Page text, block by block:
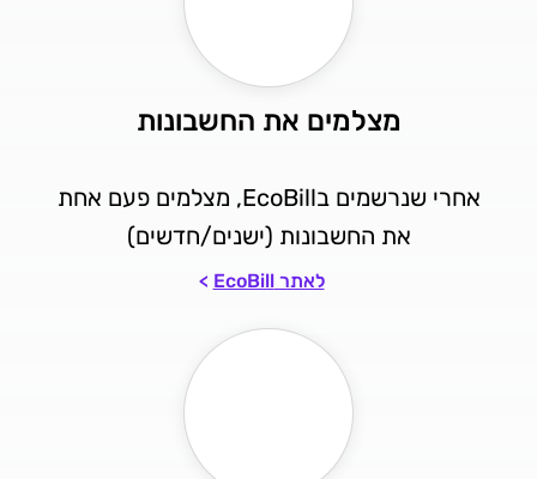
מצלמים את החשבונות
אחרי שנרשמים בEcoBill, מצלמים פעם אחת
את החשבונות (ישנים/חדשים)
לאתר EcoBill